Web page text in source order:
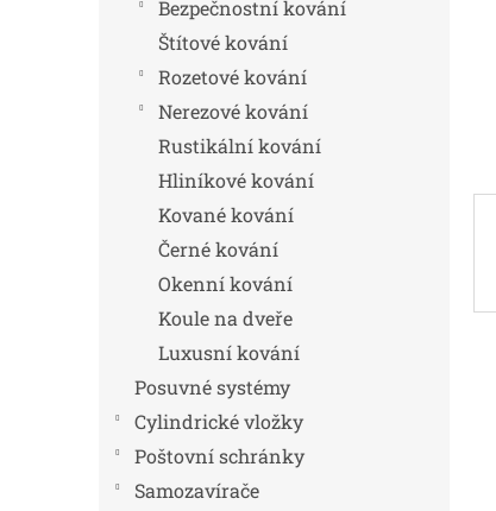
Bezpečnostní kování
Štítové kování
Rozetové kování
Nerezové kování
Rustikální kování
Hliníkové kování
Kované kování
Černé kování
Okenní kování
Koule na dveře
Luxusní kování
Posuvné systémy
Cylindrické vložky
Poštovní schránky
Samozavírače